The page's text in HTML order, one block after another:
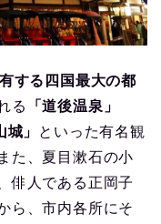
する四国最大の都
る
「道後温泉」
城」
といった有名観
た、夏目漱石の小
俳人である正岡子
ら、市内各所にそ